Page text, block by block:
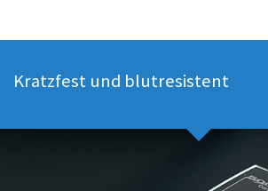
Kratzfest und blutresistent